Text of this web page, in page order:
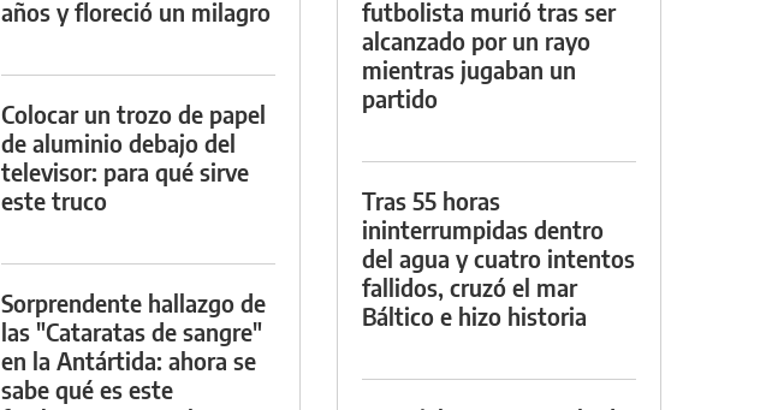
años y floreció un milagro
Colocar un trozo de papel
de aluminio debajo del
televisor: para qué sirve
este truco
Sorprendente hallazgo de
las "Cataratas de sangre"
en la Antártida: ahora se
sabe qué es este
futbolista murió tras ser
alcanzado por un rayo
mientras jugaban un
partido
Tras 55 horas
ininterrumpidas dentro
del agua y cuatro intentos
fallidos, cruzó el mar
Báltico e hizo historia